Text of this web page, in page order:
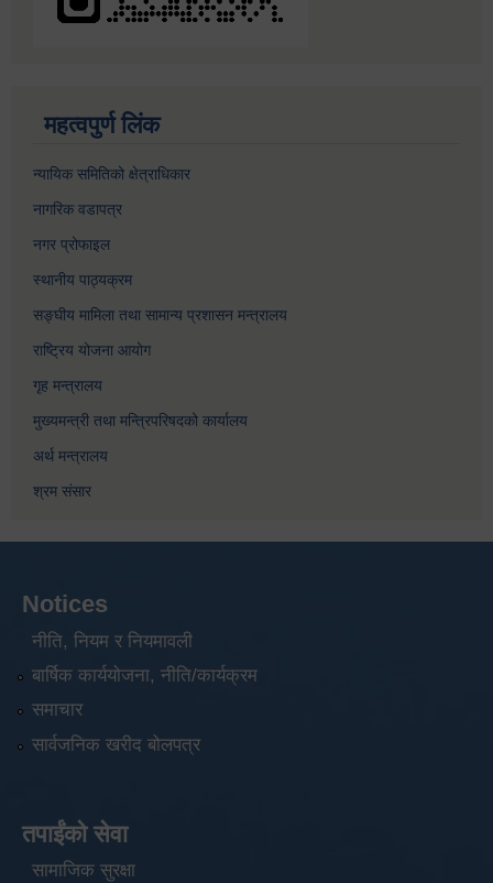
महत्वपुर्ण लिंक
न्यायिक समितिको क्षेत्राधिकार
नागरिक वडापत्र
नगर प्रोफाइल
स्थानीय पाठ्यक्रम
सङ्घीय मामिला तथा सामान्य प्रशासन मन्त्रालय
राष्ट्रिय योजना आयोग
गृह मन्त्रालय
मुख्यमन्त्री तथा मन्त्रिपरिषदको कार्यालय
अर्थ मन्त्रालय
श्रम संसार
Notices
नीति, नियम र नियमावली
बार्षिक कार्ययोजना, नीति/कार्यक्रम
समाचार
सार्वजनिक खरीद बोलपत्र
तपाईंको सेवा
सामाजिक सुरक्षा